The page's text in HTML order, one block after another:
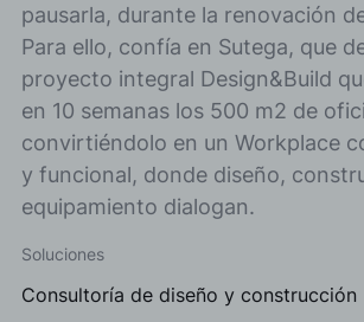
pausarla, durante la renovación
Para ello, confía en Sutega, que
proyecto integral Design&Build
en 10 semanas los 500 m2 de
convirtiéndolo en un Workplace
y funcional, donde diseño,
equipamiento dialogan.
Soluciones
Consultoría de diseño y construcción